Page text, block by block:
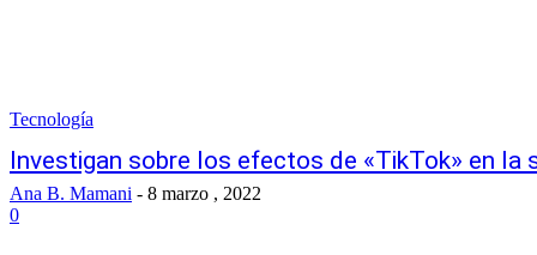
Tecnología
Investigan sobre los efectos de «TikTok» en la
Ana B. Mamani - 8 marzo , 2022
0